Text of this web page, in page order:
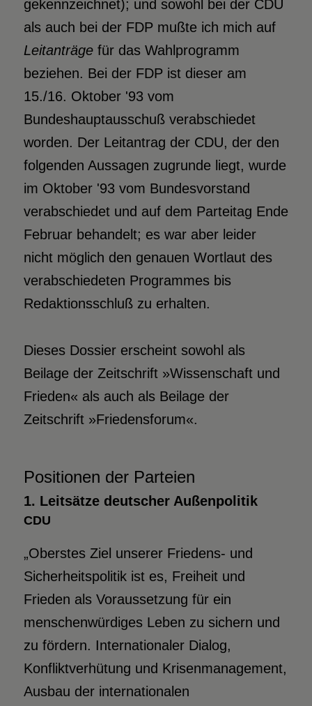
gekennzeichnet); und sowohl bei der CDU
als auch bei der FDP mußte ich mich auf
Leitanträgefür das Wahlprogramm
beziehen. Bei der FDP ist dieser am
15./16. Oktober '93 vom
Bundeshauptausschuß verabschiedet
worden. Der Leitantrag der CDU, der den
folgenden Aussagen zugrunde liegt, wurde
im Oktober '93 vom Bundesvorstand
verabschiedet und auf dem Parteitag Ende
Februar behandelt; es war aber leider
nicht möglich den genauen Wortlaut des
verabschiedeten Programmes bis
Redaktionsschluß zu erhalten.
Dieses Dossier erscheint sowohl als
Beilage der Zeitschrift »Wissenschaft und
Frieden« als auch als Beilage der
Zeitschrift »Friedensforum«.
Positionen der Parteien
1. Leitsätze deutscher Außenpolitik
CDU
„Oberstes Ziel unserer Friedens- und
Sicherheitspolitik ist es, Freiheit und
Frieden als Voraussetzung für ein
menschenwürdiges Leben zu sichern und
zu fördern. Internationaler Dialog,
Konfliktverhütung und Krisenmanagement,
Ausbau der internationalen